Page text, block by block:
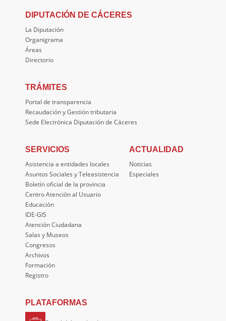
DIPUTACIÓN DE CÁCERES
La Diputación
Organigrama
Áreas
Directorio
TRÁMITES
Portal de transparencia
Recaudación y Gestión tributaria
Sede Electrónica Diputación de Cáceres
SERVICIOS
Asistencia a entidades locales
Asuntos Sociales y Teleasistencia
Boletín oficial de la provincia
Centro Atención al Usuario
Educación
IDE-GIS
Atención Ciudadana
Salas y Museos
Congresos
Archivos
Formación
Registro
ACTUALIDAD
Noticias
Especiales
PLATAFORMAS